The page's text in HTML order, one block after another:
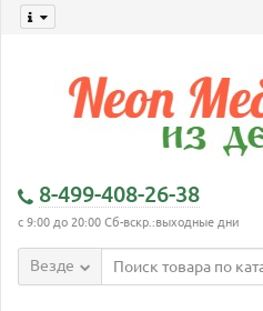
8-499-408-26-38
с 9:00 до 20:00 Сб-вскр.:выходные дни
Везде